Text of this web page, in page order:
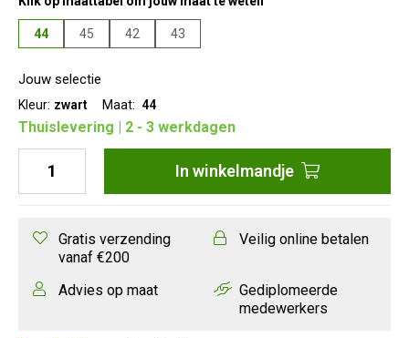
44 45 42 43
Jouw selectie
Kleur: zwart Maat: 44
Thuislevering | 2 - 3 werkdagen
In winkelmandje
Gratis verzending
vanaf €200
Veilig online betalen
Advies op maat
Gediplomeerde
medewerkers